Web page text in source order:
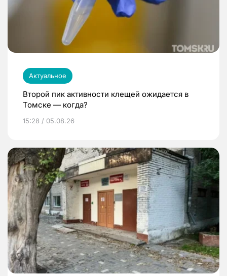
Актуальное
Второй пик активности клещей ожидается в
Томске — когда?
15:28 / 05.08.26